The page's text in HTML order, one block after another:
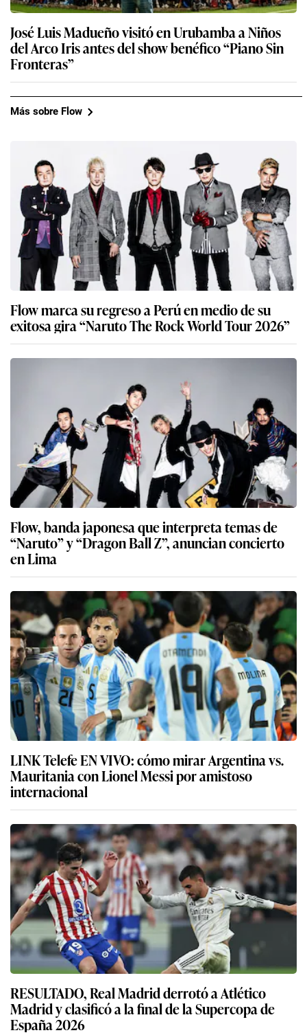
José Luis Madueño visitó en Urubamba a Niños
del Arco Iris antes del show benéfico “Piano Sin
Fronteras”
Más sobre Flow
Flow marca su regreso a Perú en medio de su
exitosa gira “Naruto The Rock World Tour 2026”
Flow, banda japonesa que interpreta temas de
“Naruto” y “Dragon Ball Z”, anuncian concierto
en Lima
LINK Telefe EN VIVO: cómo mirar Argentina vs.
Mauritania con Lionel Messi por amistoso
internacional
RESULTADO, Real Madrid derrotó a Atlético
Madrid y clasificó a la final de la Supercopa de
España 2026